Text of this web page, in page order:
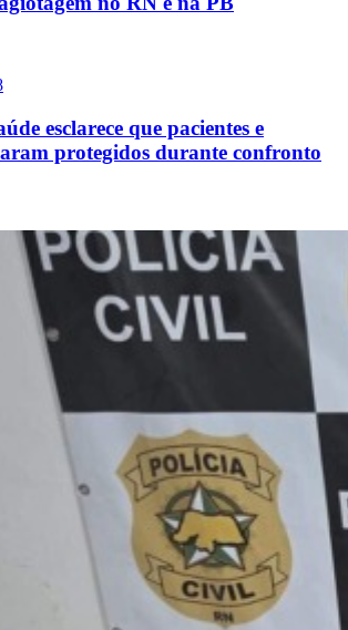
esclarece que pacientes e
protegidos durante confronto